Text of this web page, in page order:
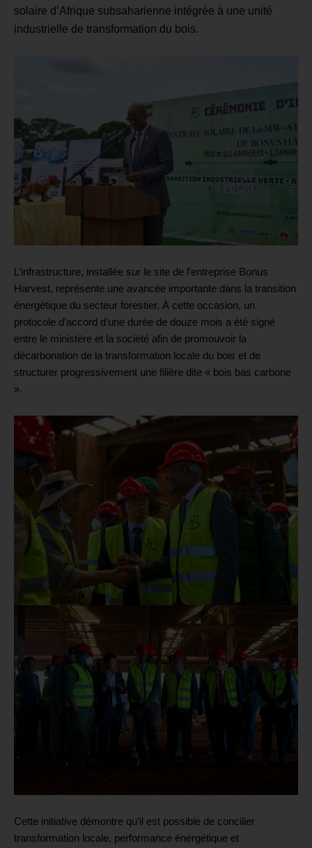
solaire d’Afrique subsaharienne intégrée à une unité
industrielle de transformation du bois.
L’infrastructure, installée sur le site de l’entreprise Bonus
Harvest, représente une avancée importante dans la transition
énergétique du secteur forestier. À cette occasion, un
protocole d’accord d’une durée de douze mois a été signé
entre le ministère et la société afin de promouvoir la
décarbonation de la transformation locale du bois et de
structurer progressivement une filière dite « bois bas carbone
».
Cette initiative démontre qu’il est possible de concilier
transformation locale, performance énergétique et